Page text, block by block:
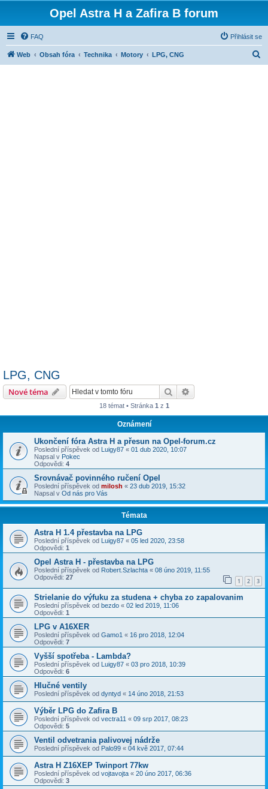
Opel Astra H a Zafira B forum
FAQ Přihlásit se
Web Obsah fóra Technika Motory LPG, CNG
LPG, CNG
Nové téma Hledat
18 témat • Stránka 1 z 1
Oznámení
Ukončení fóra Astra H a přesun na Opel-forum.cz
Poslední příspěvek od Luigy87 « 01 dub 2020, 10:07
Napsal v Pokec
Odpovědi: 4
Srovnávač povinného ručení Opel
Poslední příspěvek od milosh « 23 dub 2019, 15:32
Napsal v Od nás pro Vás
Témata
Astra H 1.4 přestavba na LPG
Poslední příspěvek od Luigy87 « 05 led 2020, 23:58
Odpovědi: 1
Opel Astra H - přestavba na LPG
Poslední příspěvek od Robert.Szlachta « 08 úno 2019, 11:55
Odpovědi: 27 1 2 3
Strielanie do výfuku za studena + chyba zo zapalovanim
Poslední příspěvek od bezdo « 02 led 2019, 11:06
Odpovědi: 1
LPG v A16XER
Poslední příspěvek od Gamo1 « 16 pro 2018, 12:04
Odpovědi: 7
Vyšší spotřeba - Lambda?
Poslední příspěvek od Luigy87 « 03 pro 2018, 10:39
Odpovědi: 6
Hlučné ventily
Poslední příspěvek od dyntyd « 14 úno 2018, 21:53
Výběr LPG do Zafira B
Poslední příspěvek od vectra11 « 09 srp 2017, 08:23
Odpovědi: 5
Ventil odvetrania palivovej nádrže
Poslední příspěvek od Palo99 « 04 kvě 2017, 07:44
Astra H Z16XEP Twinport 77kw
Poslední příspěvek od vojtavojta « 20 úno 2017, 06:36
Odpovědi: 3